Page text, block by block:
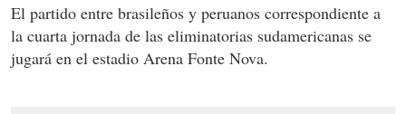
El partido entre brasileños y peruanos correspondiente a
la cuarta jornada de las eliminatorias sudamericanas se
jugará en el estadio Arena Fonte Nova.